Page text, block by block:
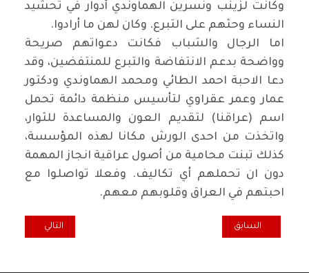
وكانت لزينب ونسرين الهماوندي أدوار في تحشيد
النساء وحثهم على التبرع. وكان لهن ما أرادوا.
اما الرجال والشباب فكانت دعواتهم صريحة
وواضحة بدعم الانتفاضة والتبرع للمنتفضين، وقد
دعا الاحبة احمد الطائي ومحمد الهماوندي ودكتور
عمار وعمر عقراوي لتأسيس منظمة دائمة تحمل
اسم (عراقنا) لتقديم العون والمساعدة للثوار،
واتخذت من احدى الورش مكانا لهذه المؤسسة،
كذلك تبنت محامية من أصول عراقية انجاز المهمة
دون ان تحملهم أي تكاليف. وفعلا تواصلوا مع
احبتهم في العراق وقلوبهم معهم.
المقال السابق: الانتفاضة تتصاعد امام الصمت الوحشي! "1"
السابق المقال التالي: ماذا تعلمنا من
التالي